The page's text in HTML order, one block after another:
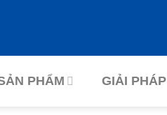
PHẨM GIẢI PHÁP